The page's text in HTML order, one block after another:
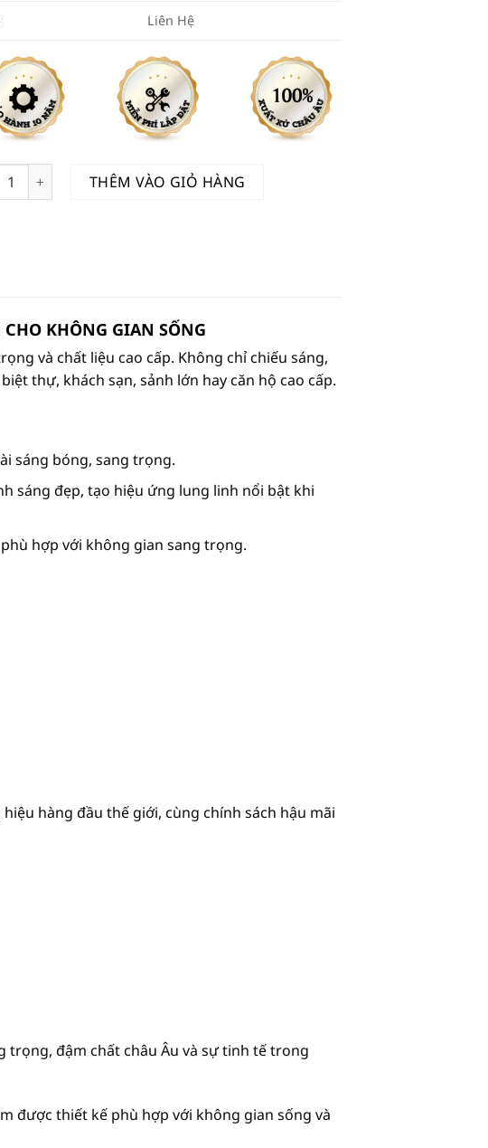
Liên Hệ
Ốp Cổ Điển Châu Âu Cao Cấp 4623/60 số lượng
THÊM VÀO GIỎ HÀNG
KHÔNG GIAN SỐNG
và chất liệu cao cấp. Không chỉ chiếu sáng,
thự, khách sạn, sảnh lớn hay căn hộ cao cấp.
sáng bóng, sang trọng.
sáng đẹp, tạo hiệu ứng lung linh nổi bật khi
hợp với không gian sang trọng.
hàng đầu thế giới, cùng chính sách hậu mãi
trọng, đậm chất châu Âu và sự tinh tế trong
được thiết kế phù hợp với không gian sống và